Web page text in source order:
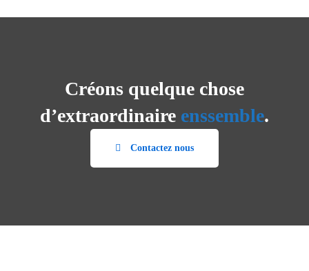
Créons quelque chose
d’extraordinaire enssemble.
Contactez nous